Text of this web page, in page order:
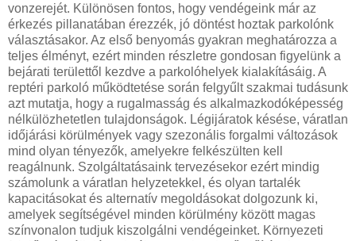
vonzerejét. Különösen fontos, hogy vendégeink már az
érkezés pillanatában érezzék, jó döntést hoztak parkolónk
választásakor. Az első benyomás gyakran meghatározza a
teljes élményt, ezért minden részletre gondosan figyelünk a
bejárati területtől kezdve a parkolóhelyek kialakításáig. A
reptéri parkoló működtetése során felgyűlt szakmai tudásunk
azt mutatja, hogy a rugalmasság és alkalmazkodóképesség
nélkülözhetetlen tulajdonságok. Légijáratok késése, váratlan
időjárási körülmények vagy szezonális forgalmi változások
mind olyan tényezők, amelyekre felkészülten kell
reagálnunk. Szolgáltatásaink tervezésekor ezért mindig
számolunk a váratlan helyzetekkel, és olyan tartalék
kapacitásokat és alternatív megoldásokat dolgozunk ki,
amelyek segítségével minden körülmény között magas
színvonalon tudjuk kiszolgálni vendégeinket. Környezeti